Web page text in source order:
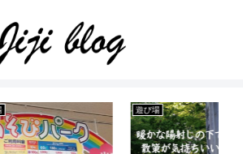
遊び場